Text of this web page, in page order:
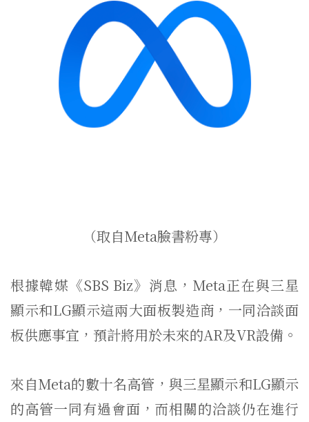
（取自Meta臉書粉專）
根據韓媒《SBS Biz》消息，Meta正在與三星
顯示和LG顯示這兩大面板製造商，一同洽談面
板供應事宜，預計將用於未來的AR及VR設備。
來自Meta的數十名高管，與三星顯示和LG顯示
的高管一同有過會面，而相關的洽談仍在進行